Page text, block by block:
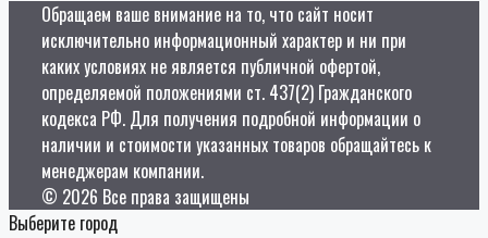
Обращаем ваше внимание на то, что сайт носит
исключительно информационный характер и ни при
каких условиях не является публичной офертой,
определяемой положениями ст. 437(2) Гражданского
кодекса РФ. Для получения подробной информации о
наличии и стоимости указанных товаров обращайтесь к
менеджерам компании.
© 2026 Все права защищены
Выберите город